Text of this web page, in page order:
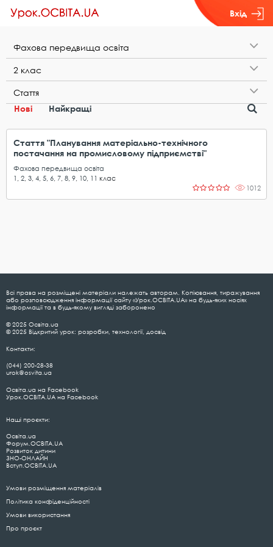
Вхід
Ф​а​х​о​в​а​ ​п​е​р​е​д​в​и​щ​а​ ​о​с​в​і​т​а
2​ ​к​л​а​с
С​т​а​т​т​я
Нові
Найкращі
Стаття "Планування матеріально-технічного
постачання на промисловому підприємстві"
Фахова передвища освіта
1
2 3 4 5 6 7 8 9 10 11 клас
1012
Всі права на розміщені матеріали належать авторам. Копіювання, тиражування
або розповсюдження інформації сайту «Урок.ОСВІТА.UA» на будь-яких носіях
інформації та в будь-якому вигляді заборонено
© 2025 Освіта.ua
© 2025 Відкритий урок: розробки, технології, досвід
Контакти:
(044) 200-28-38
urok@osvita.ua
Освіта.ua на Facebook
Урок.ОСВІТА.UA на Facebook
Наші проєкти:
Освіта.ua
Форум.ОСВІТА.UA
Розвиток дитини
ЗНО-ОНЛАЙН
Вступ.ОСВІТА.UA
Умови розміщення матеріалів
Політика конфіденційності
Умови використання
Про проєкт